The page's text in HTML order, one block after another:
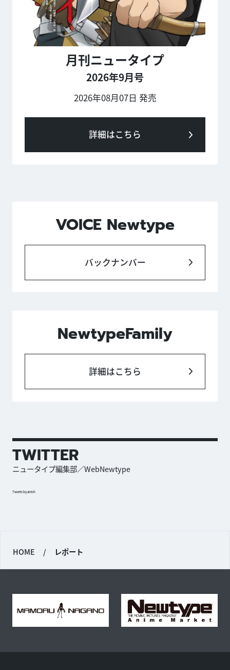
月刊ニュータイプ
2026年9月号
2026年08月07日 発売
詳細はこちら
VOICE Newtype
バックナンバー
NewtypeFamily
詳細はこちら
TWITTER
ニュータイプ編集部／WebNewtype
Tweets by antch
HOME / レポート